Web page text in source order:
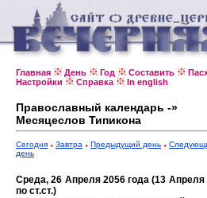
Главная День Год Составить
Настройки
Справка In english
Православный календарь -»
Месяцеслов Типикона
Сегодня Завтра Предыдущий день
день
Среда, 26 Апреля 2056 года (13 Апреля
по ст.ст.)